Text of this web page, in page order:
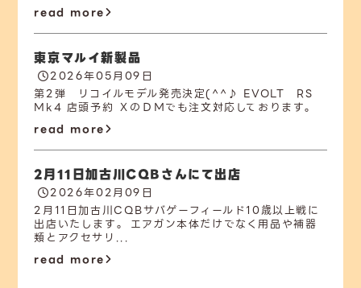
read more
東京マルイ新製品
2026年05月09日
第2弾 リコイルモデル発売決定(^^♪ EVOLT RS
Mk4 店頭予約 ＸのＤＭでも注文対応しております。
read more
2月11日加古川CQBさんにて出店
2026年02月09日
2月11日加古川CQBサバゲーフィールド10歳以上戦に
出店いたします。 エアガン本体だけでなく用品や補器
類とアクセサリ...
read more